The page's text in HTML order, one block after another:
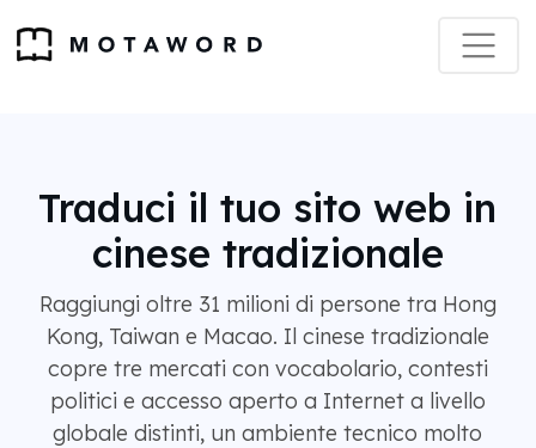
Traduci il tuo sito web in
cinese tradizionale
Raggiungi oltre 31 milioni di persone tra Hong
Kong, Taiwan e Macao. Il cinese tradizionale
copre tre mercati con vocabolario, contesti
politici e accesso aperto a Internet a livello
globale distinti, un ambiente tecnico molto